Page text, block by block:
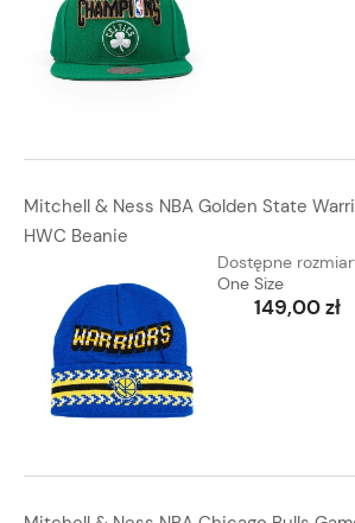
Mitchell & Ness NBA Golden State
HWC Beanie
Dostępne
One Size
149,00 zł